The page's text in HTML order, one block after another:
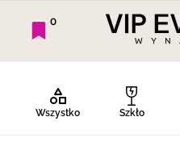
0
Wszystko Szkło